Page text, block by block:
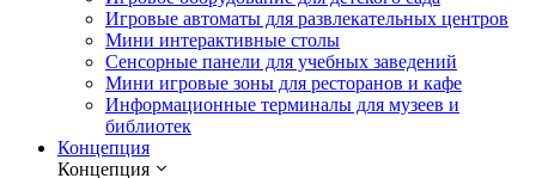
Игровые автоматы для развлекательных центров
Мини интерактивные столы
Сенсорные панели для учебных заведений
Мини игровые зоны для ресторанов и кафе
Информационные терминалы для музеев и
библиотек
Концепция
Концепция